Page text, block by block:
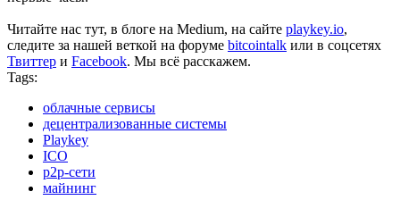
Читайте нас тут, в блоге на Medium, на сайте playkey.io,
следите за нашей веткой на форуме bitcointalk или в соцсетях
Твиттер и Facebook. Мы всё расскажем.
Tags:
облачные сервисы
децентрализованные системы
Playkey
ICO
p2p-сети
майнинг